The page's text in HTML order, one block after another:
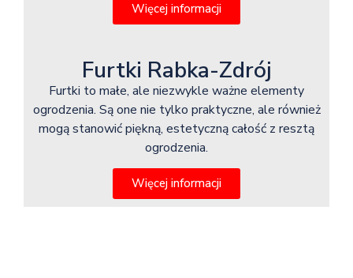
Więcej informacji
Furtki Rabka-Zdrój
Furtki to małe, ale niezwykle ważne elementy
ogrodzenia. Są one nie tylko praktyczne, ale również
mogą stanowić piękną, estetyczną całość z resztą
ogrodzenia.
Więcej informacji